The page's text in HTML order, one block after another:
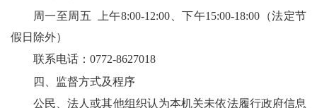
周一至周五 上午8:00-12:00、下午15:00-18:00（法定节
假日除外）
联系电话： 0772-8627018
四、监督方式及程序
公民、法人或其他组织认为本机关未依法履行政府信息